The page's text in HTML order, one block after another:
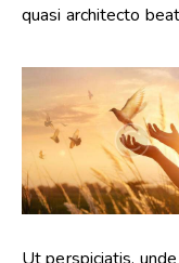
quasi architecto